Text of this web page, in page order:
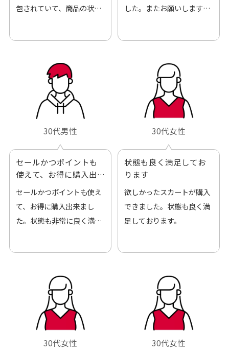
包されていて、商品の状態
した。またお願いします、
30代男性
セールかつポイントも
使えて、お得に購入出
来ました
セールかつポイントも使え
て、お得に購入出来まし
た。状態も非常に良く満足
30代女性
状態も良く満足してお
ります
欲しかったスカートが購入
できました。状態も良く満
足しております。
30代女性 30代女性